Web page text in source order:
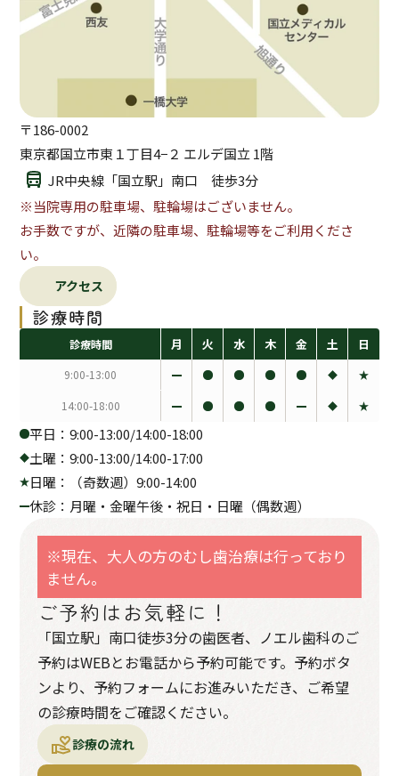
診療時間
診療時間 月 火 水 木 金 土 日
9:00-13:00
14:00-18:00
平日：9:00-13:00/14:00-18:00
土曜：9:00-13:00/14:00-17:00
日曜：（奇数週）9:00-14:00
休診：月曜・金曜午後・祝日・日曜（偶数週）
〒186-0002
東京都国立市東１丁目4−２ エルデ国立 1階
JR中央線「国立駅」南口　徒歩3分
※当院専用の駐車場、駐輪場はございません。
お手数ですが、近隣の駐車場、駐輪場等をご利用くださ
い。
アクセス
※現在、大人の方のむし歯治療は行っており
ません。
ご予約はお気軽に！
「国立駅」南口徒歩3分の歯医者、ノエル歯科のご
予約はWEBとお電話から予約可能です。予約ボタ
ンより、予約フォームにお進みいただき、ご希望
の診療時間をご確認ください。
診療の流れ